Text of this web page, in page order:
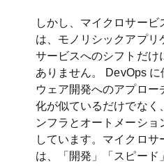
しかし、マイクロサービ
は、モノリシックアプリ
サービスへのシフトだけ
ありません。 DevOps に
ウェア開発へのアプロー
化が似ているだけでなく
ンフラとオートメーショ
しています。マイクロサ
は、「開発」「スピード